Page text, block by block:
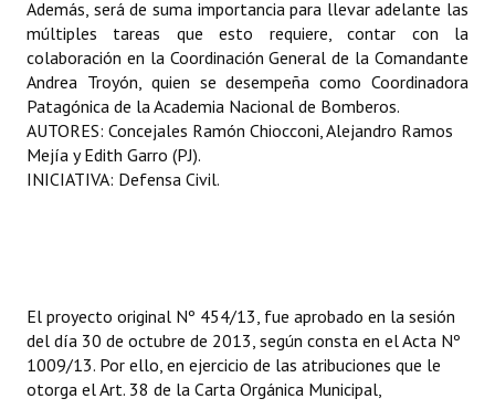
Audiencias Públicas - Registro
Mujeres que Dejaron Huellas - Registro
Periodistas Decanos - Registro
Ciudadano Ilustre - Registro
Banca del Vecino - Registro
Reconocimientos - Registro
Bariloche, Municipio intercultural
Además, será de suma importancia para llevar adelante las
múltiples tareas que esto requiere, contar con la
colaboración en la Coordinación General de la Comandante
Andrea Troyón, quien se desempeña como Coordinadora
Patagónica de la Academia Nacional de Bomberos.
AUTORES: Concejales Ramón Chiocconi, Alejandro Ramos
Mejía y Edith Garro (PJ).
INICIATIVA: Defensa Civil.
El proyecto original Nº 454/13, fue aprobado en la sesión
del día 30 de octubre de 2013, según consta en el Acta Nº
1009/13. Por ello, en ejercicio de las atribuciones que le
otorga el Art. 38 de la Carta Orgánica Municipal,